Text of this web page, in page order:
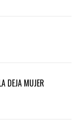
DEJA MUJER